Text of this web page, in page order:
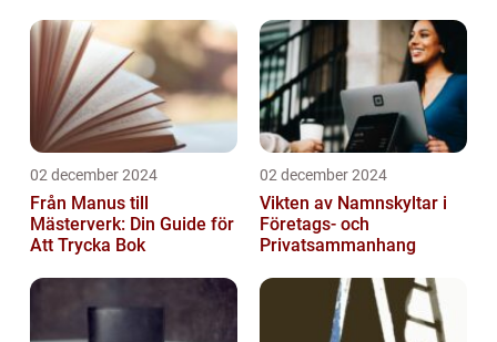
02 december 2024
Från Manus till
Mästerverk: Din Guide för
Att Trycka Bok
02 december 2024
Vikten av Namnskyltar i
Företags- och
Privatsammanhang